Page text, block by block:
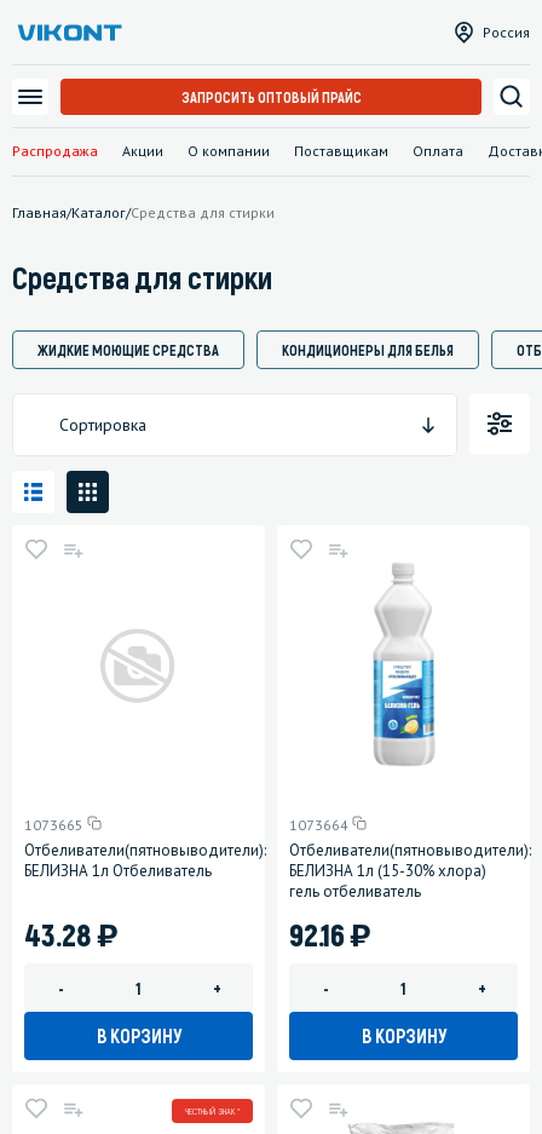
Распродажа Акции О компании Поставщикам Оплата
Россия
ЗАПРОСИТЬ ОПТОВЫЙ ПРАЙС
Главная/Каталог/Средства для стирки
Средства для стирки
ЖИДКИЕ МОЮЩИЕ СРЕДСТВА КОНДИЦИОНЕРЫ ДЛЯ БЕЛЬЯ
Сортировка
1073665
Отбеливатели(пятновыводители):
БЕЛИЗНА 1л Отбеливатель
43.28)
- +
В КОРЗИНУ
1073664
Отбеливатели(пятновыводители):
БЕЛИЗНА 1л (15-30% хлора)
гель отбеливатель
92.16)
- +
В КОРЗИНУ
ЧЕСТНЫЙ ЗНАК *